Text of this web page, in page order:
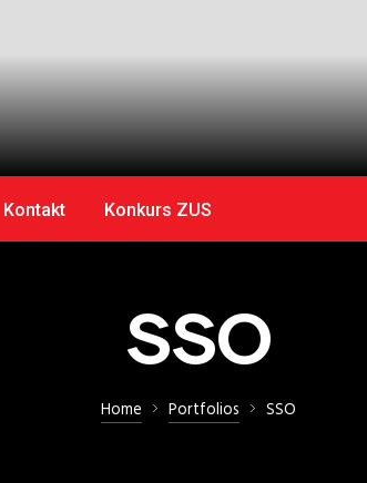
Kontakt Konkurs ZUS
SSO
Home Portfolios SSO